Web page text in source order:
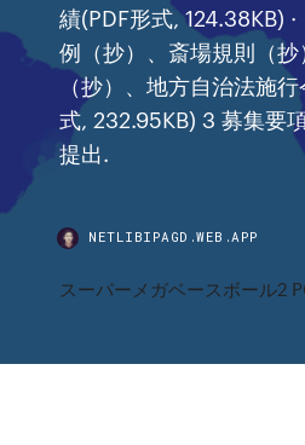
績(PDF形式, 124.38KB)
例（抄）、斎場規則（
（抄）、地方自治法施
式, 232.95KB) 3 募集要
提出.
NETLIBIPAGD.WEB.APP
スーパーメガベースボール2